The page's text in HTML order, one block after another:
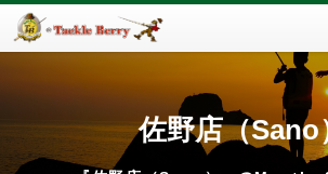
佐野店（Sano